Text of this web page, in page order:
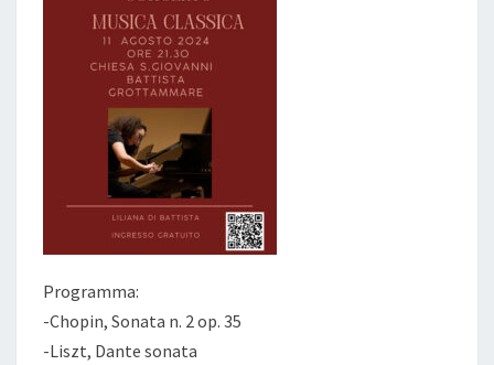
Programma:
-Chopin, Sonata n. 2 op. 35
-Liszt, Dante sonata